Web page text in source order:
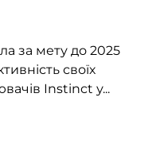
за мету до 2025
своїх
Instinct у...